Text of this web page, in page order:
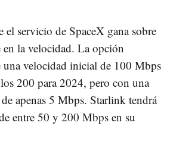
servicio de SpaceX gana sobre
en la velocidad. La opción
una velocidad inicial de 100 Mbps
los 200 para 2024, pero con una
apenas 5 Mbps. Starlink tendrá
entre 50 y 200 Mbps en su